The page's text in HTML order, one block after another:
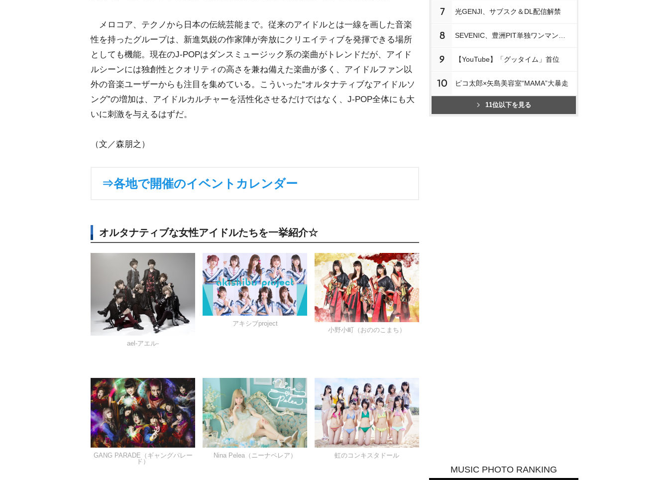
メロコア、テクノから日本の伝統芸能まで。従来のアイドルとは一線を画した音楽
性を持ったグループは、新進気鋭の作家陣が奔放にクリエイティブを発揮できる場所
としても機能。現在のJ-POPはダンスミュージック系の楽曲がトレンドだが、アイド
ルシーンには独創性とクオリティの高さを兼ね備えた楽曲が多く、アイドルファン以
外の音楽ユーザーからも注目を集めている。こういった“オルタナティブなアイドルソ
ング”の増加は、アイドルカルチャーを活性化させるだけではなく、J-POP全体にも大
いに刺激を与えるはずだ。
（文／森朋之）
⇒各地で開催のイベントカレンダー
オルタナティブな女性アイドルたちを一挙紹介☆
ael-アエル-
アキシブproject
小野小町（おののこまち）
GANG PARADE（ギャングパレー
ド）
Nina Pelea（ニーナペレア） 虹のコンキスタドール
7 光GENJI、サブスク＆DL配信解禁
8
9 【YouTube】「グッタイム」首位
10 ピコ太郎×矢島美容室“MAMA”大暴走
11位以下を見る
MUSIC PHOTO RANKING